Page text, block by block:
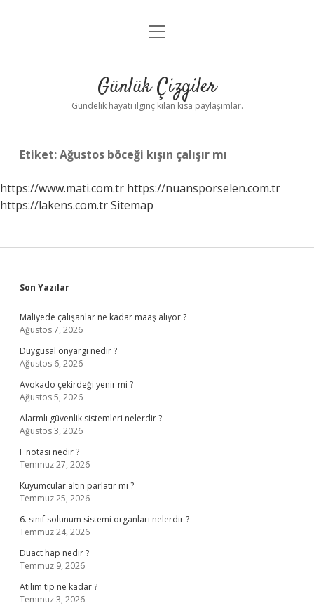
Anasayfa
Yasal Uyarı
menüyü
Günlük Çizgiler
Gündelik hayatı ilginç kılan kısa paylaşımlar.
Etiket:Ağustos böceği kışın çalışır mı
https://www.mati.com.tr https://nuansporselen.com.tr
https://lakens.com.trSitemap
Sidebar
Son Yazılar
Maliyede çalışanlar ne kadar maaş alıyor ?
Ağustos 7, 2026
Duygusal önyargı nedir ?
Ağustos 6, 2026
Avokado çekirdeği yenir mi ?
Ağustos 5, 2026
Alarmlı güvenlik sistemleri nelerdir ?
Ağustos 3, 2026
F notası nedir ?
Temmuz 27, 2026
Kuyumcular altın parlatır mı ?
Temmuz 25, 2026
6. sınıf solunum sistemi organları nelerdir ?
Temmuz 24, 2026
Duact hap nedir ?
Temmuz 9, 2026
Atılım tıp ne kadar ?
Temmuz 3, 2026